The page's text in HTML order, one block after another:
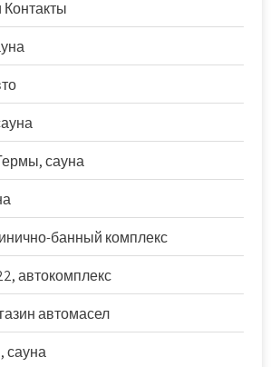
сауна
банный комплекс
автокомплекс
автомасел
сауна